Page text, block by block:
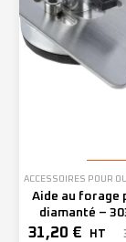
Aide au forage
diamanté –
31,20 € HT